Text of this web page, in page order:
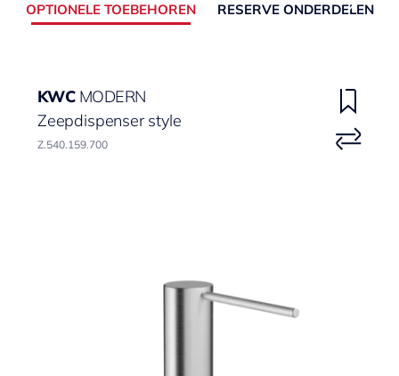
OPTIONELE TOEBEHOREN RESERVE ONDERDELEN
KWC MODERN
Zeepdispenser style
Z.540.159.700